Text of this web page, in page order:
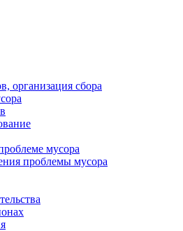
организация сбора
мусора
проблемы мусора